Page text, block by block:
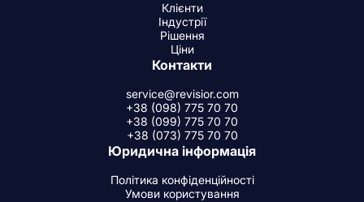
Клієнти
Індустрії
Рішення
Ціни
Контакти
service@revisior.com
+38 (098) 775 70 70
+38 (099) 775 70 70
+38 (073) 775 70 70
Юридична інформація
Політика конфіденційності
Умови користування